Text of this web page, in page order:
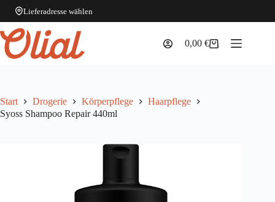
Lieferadresse wählen
Zum
Inhalt
springen
Warenkorb
0,00€
Start Drogerie Körperpflege
Haarpflege
Syoss Shampoo Repair 440ml